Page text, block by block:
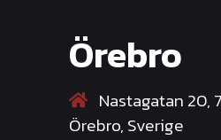
Örebro
Nastagatan 20,
Örebro, Sverige